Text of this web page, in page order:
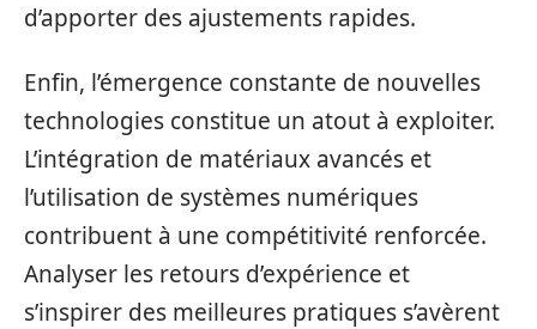
d’apporter des ajustements rapides.
Enfin, l’émergence constante de nouvelles
technologies constitue un atout à exploiter.
L’intégration de matériaux avancés et
l’utilisation de systèmes numériques
contribuent à une compétitivité renforcée.
Analyser les retours d’expérience et
s’inspirer des meilleures pratiques s’avèrent